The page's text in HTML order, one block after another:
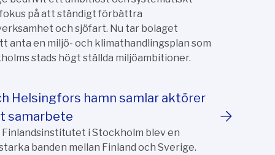
på att ständigt förbättra
och sjöfart. Nu tar bolaget
anta en miljö- och klimathandlingsplan som
stads högt ställda miljöambitioner.
Helsingfors hamn samlar aktörer
samarbete
i Stockholm blev en
banden mellan Finland och Sverige.